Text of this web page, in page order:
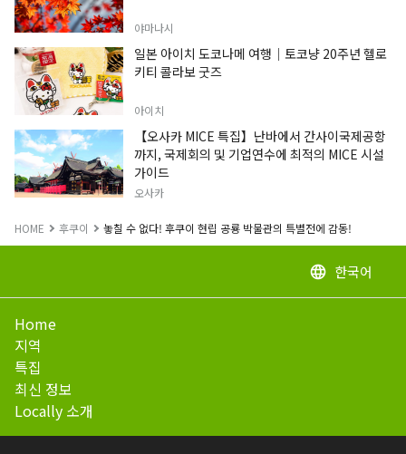
야마나시
일본 아이치 도코나메 여행｜토코냥 20주년 헬로
키티 콜라보 굿즈
아이치
【오사카 MICE 특집】난바에서 간사이국제공항
까지, 국제회의 및 기업연수에 최적의 MICE 시설
가이드
오사카
HOME 후쿠이 놓칠 수 없다! 후쿠이 현립 공룡 박물관의 특별전에 감동!
language 한국어
Home
지역
특집
최신 정보
Locally 소개